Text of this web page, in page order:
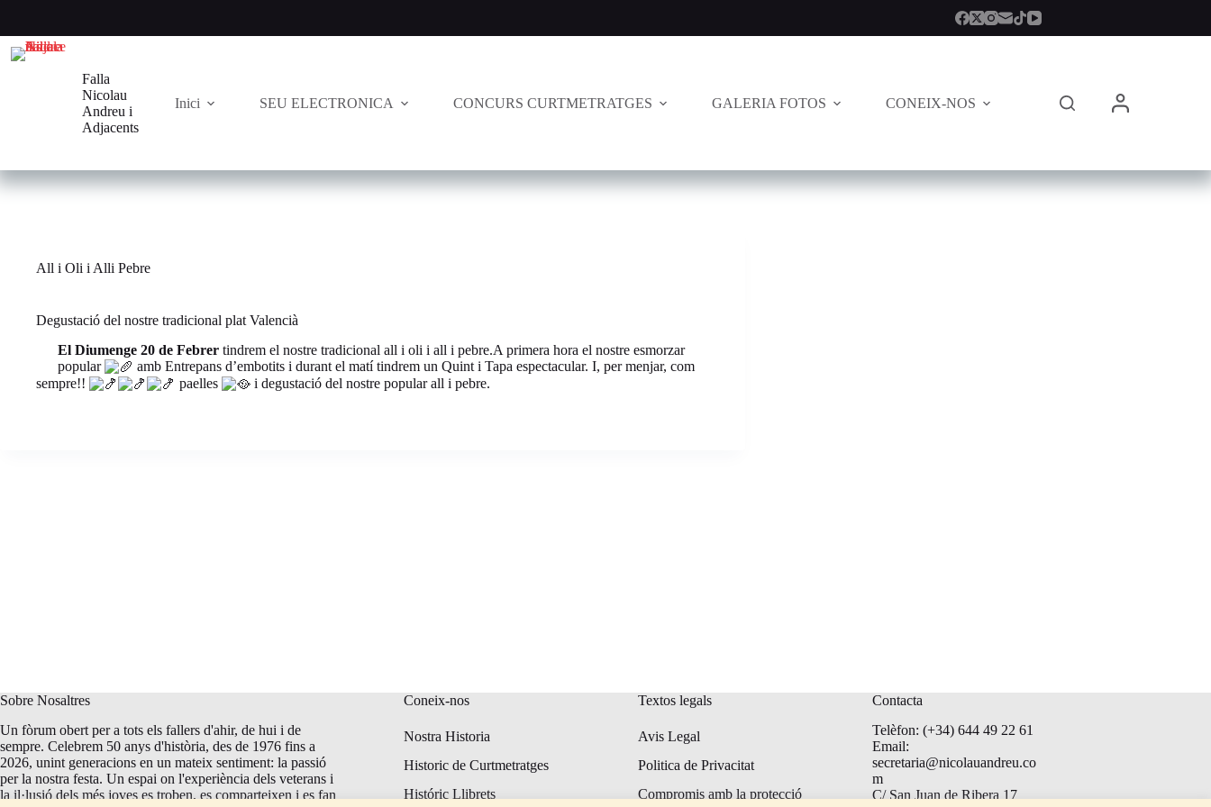
contenido
Falla
Nicolau
Andreu i
Adjacents
Inici SEU ELECTRONICA CONCURS CURTMETRATGES GALERIA FOTOS CONEIX-NOS
All i Oli i Alli Pebre
Degustació del nostre tradicional plat Valencià
El Diumenge 20 de Febrer tindrem el nostre tradicional all i oli i all i pebre.A primera hora el nostre esmorzar
popular
amb Entrepans d’embotits i durant el matí tindrem un Quint i Tapa espectacular. I, per menjar, com
sempre!!
paelles i degustació del nostre popular all i pebre.
Sobre Nosaltres
Un fòrum obert per a tots els fallers d'ahir, de hui i de
sempre. Celebrem 50 anys d'història, des de 1976 fins a
2026, unint generacions en un mateix sentiment: la passió
per la nostra festa. Un espai on l'experiència dels veterans i
la il·lusió dels més joves es troben, es comparteixen i es fan
Coneix-nos
Nostra Historia
Historic de Curtmetratges
Históric Llibrets
Textos legals
Avis Legal
Politica de Privacitat
Compromis amb la protecció
Contacta
Telèfon: (+34) 644 49 22 61
Email:
secretaria@nicolauandreu.co
m
C/ San Juan de Ribera 17